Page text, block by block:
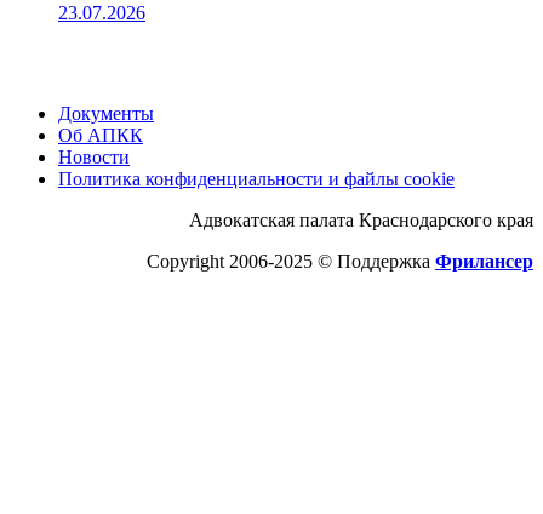
23.07.2026
Документы
Об АПКК
Новости
Политика конфиденциальности и файлы cookie
Адвокатская палата Краснодарского края
Copyright 2006-2025 © Поддержка Фрилансер